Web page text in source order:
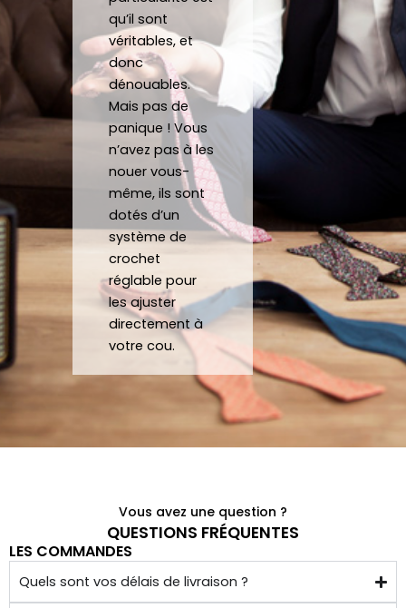
tes.
de
porte
r des
noeu
ds
papill
ons/
acce
es de
qualit
quelq
kilom
ètres
Je
reco
nde
!
Merci
beau
coup
à eux
encor
e!
qu’il sont
véritables, et
donc
dénouables.
Mais pas de
panique ! Vous
n’avez pas à les
nouer vous-
même, ils sont
dotés d’un
système de
crochet
réglable pour
les ajuster
directement à
votre cou.
Vous avez une question ?
QUESTIONS FRÉQUENTES
LES COMMANDES
Quels sont vos délais de livraison ?